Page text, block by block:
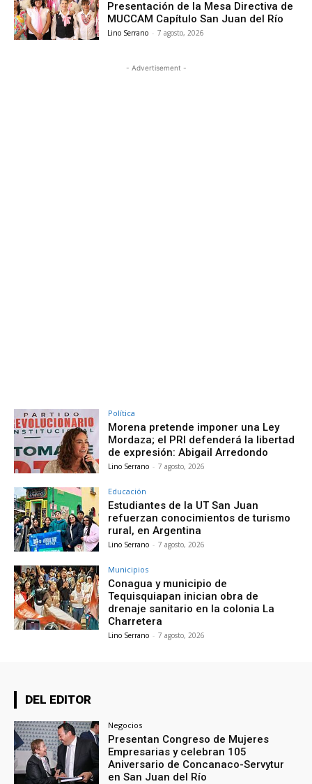
Presentación de la Mesa Directiva de
MUCCAM Capítulo San Juan del Río
Lino Serrano - 7 agosto, 2026
- Advertisement -
Política
Morena pretende imponer una Ley
Mordaza; el PRI defenderá la libertad
de expresión: Abigail Arredondo
Lino Serrano - 7 agosto, 2026
Educación
Estudiantes de la UT San Juan
refuerzan conocimientos de turismo
rural, en Argentina
Lino Serrano - 7 agosto, 2026
Municipios
Conagua y municipio de
Tequisquiapan inician obra de
drenaje sanitario en la colonia La
Charretera
Lino Serrano - 7 agosto, 2026
DEL EDITOR
Negocios
Presentan Congreso de Mujeres
Empresarias y celebran 105
Aniversario de Concanaco-Servytur
en San Juan del Río